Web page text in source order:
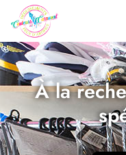
À la